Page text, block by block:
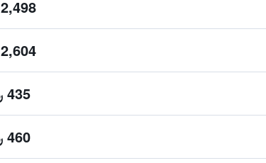
2,498 ﷼
2,604 ﷼
435 ﷼
460 ﷼